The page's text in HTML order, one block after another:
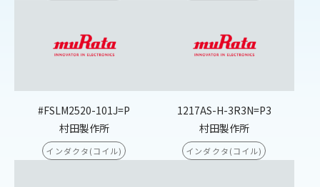
#FSLM2520-101J=P
村田製作所
インダクタ(コイル)
1217AS-H-3R3N=P3
村田製作所
インダクタ(コイル)